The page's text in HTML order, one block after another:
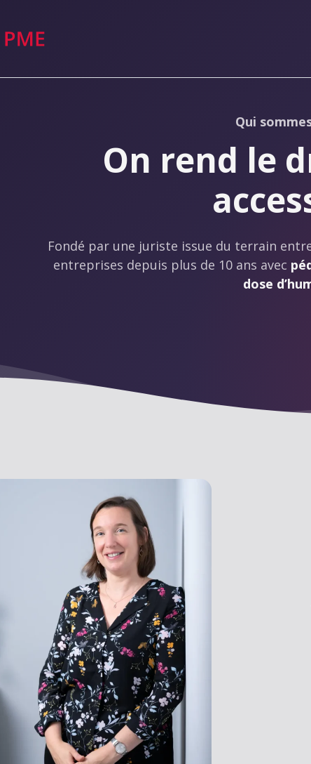
Qui
On rend le
Fondé par une juriste issue du terrain
entreprises depuis plus de 10 ans avec
dose